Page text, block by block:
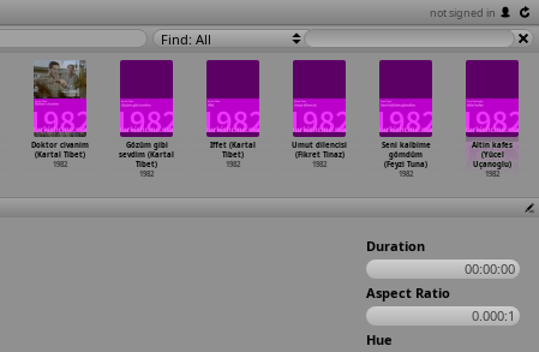
not signed in
Find: All
Doktor civanim
(Kartal Tibet)
1982
Gözüm gibi
sevdim (Kartal
Tibet)
1982
Iffet (Kartal
Tibet)
1982
Umut dilencisi
(Fikret Tinaz)
1982
Seni kalbime
gömdüm
(Feyzi Tuna)
1982
Altin kafes
(Yücel
Uçanoglu)
1982
Duration
00:00:00
Aspect Ratio
0.000:1
Hue